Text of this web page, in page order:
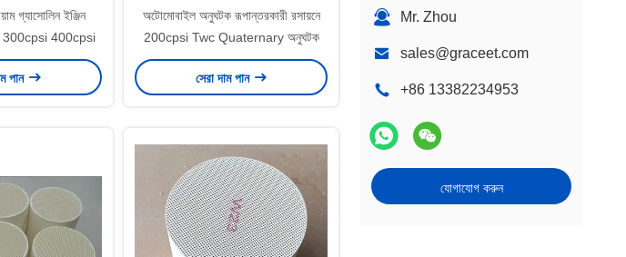
Mr. Zhou
sales@graceet.com
+86 13382234953
যোগাযোগ করুন
গ্যাসোলিন ইঞ্জিন
300cpsi 400cpsi
পান
অটোমোবাইল অনুঘটক রূপান্তরকারী রসায়নে
200cpsi Twc Quaternary অনুঘটক
সেরা দাম পান